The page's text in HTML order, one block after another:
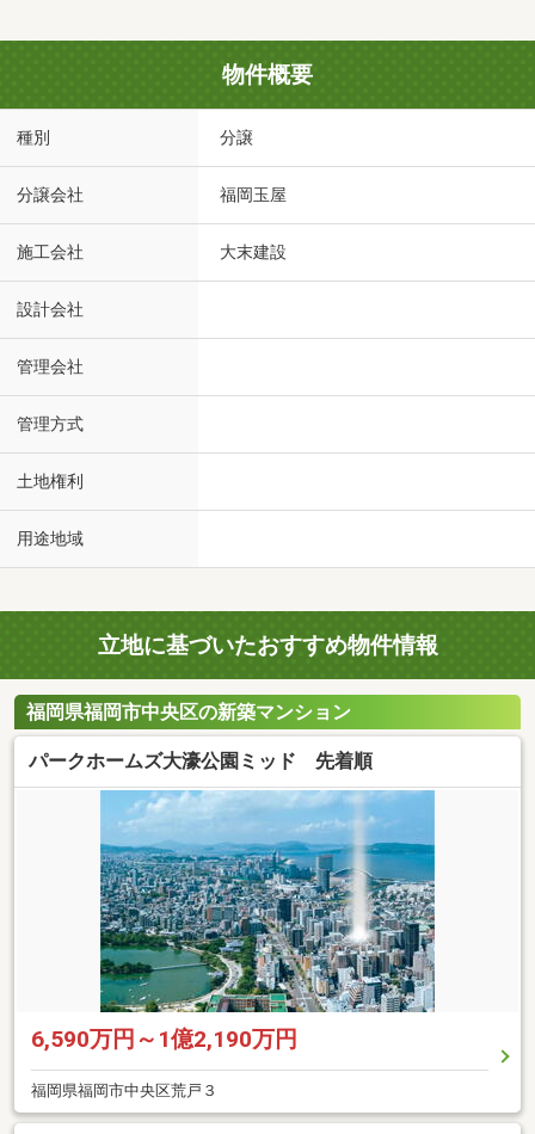
物件概要
種別 分譲
分譲会社 福岡玉屋
施工会社 大末建設
設計会社
管理会社
管理方式
土地権利
用途地域
立地に基づいたおすすめ物件情報
福岡県福岡市中央区の新築マンション
パークホームズ大濠公園ミッド 先着順
6,590万円～1億2,190万円
福岡県福岡市中央区荒戸３